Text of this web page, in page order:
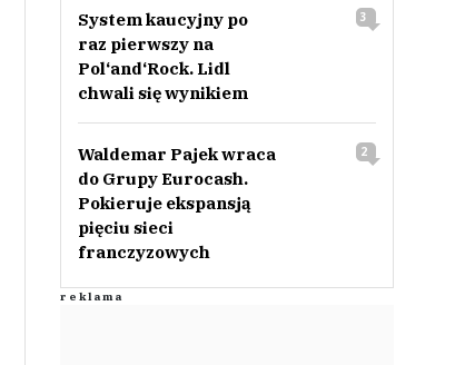
System kaucyjny po
raz pierwszy na
Pol‘and‘Rock. Lidl
chwali się wynikiem
3
Waldemar Pajek wraca
do Grupy Eurocash.
Pokieruje ekspansją
pięciu sieci
franczyzowych
2